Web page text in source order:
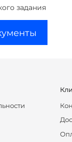
задания